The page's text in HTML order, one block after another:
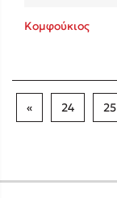
Κομφούκιος
« 24 25